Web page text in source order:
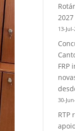
13-
FRP
30-
RTP